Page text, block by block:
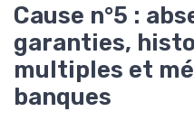
Cause n°5 :
garanties,
multiples et
banques